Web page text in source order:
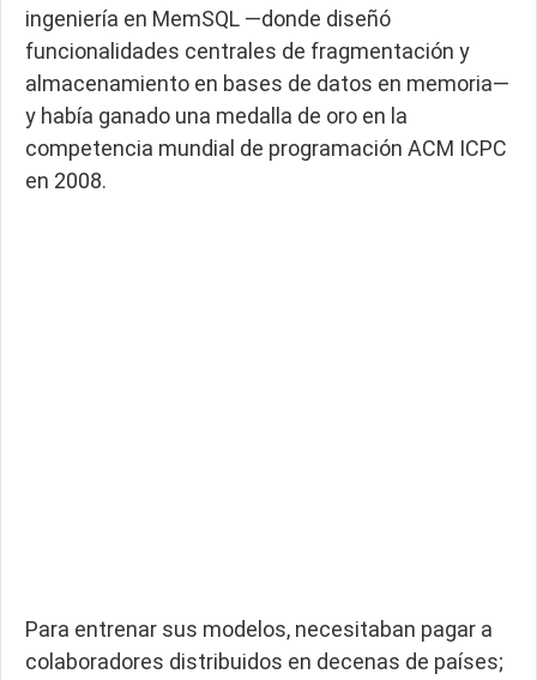
ingeniería en MemSQL —donde diseñó
funcionalidades centrales de fragmentación y
almacenamiento en bases de datos en memoria—
y había ganado una medalla de oro en la
competencia mundial de programación ACM ICPC
en 2008.
Para entrenar sus modelos, necesitaban pagar a
colaboradores distribuidos en decenas de países;